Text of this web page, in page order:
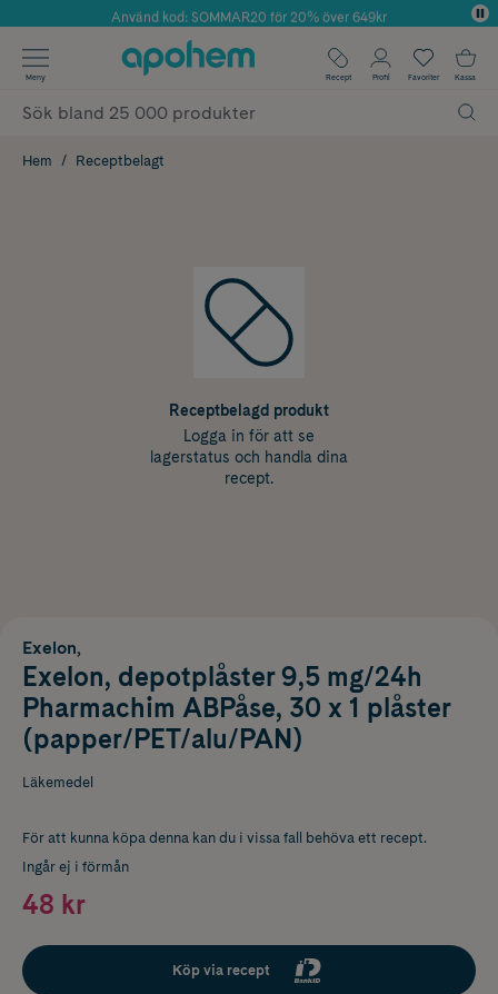
Årets Butik 2025 inom Skönhet
Använd kod: SOMMAR20 för 20% över 649kr
✓ Fri frakt
✓ Poäng på alla köp*
Meny Recept Profil Favoriter Kassa
Hem Receptbelagt
Receptbelagd produkt
Logga in för att se
lagerstatus och handla dina
recept.
Exelon,
Exelon, depotplåster 9,5 mg/24h
Pharmachim ABPåse, 30 x 1 plåster
(papper/PET/alu/PAN)
Läkemedel
För att kunna köpa denna kan du i vissa fall behöva ett recept.
Ingår ej i förmån
48 kr
Köp via recept